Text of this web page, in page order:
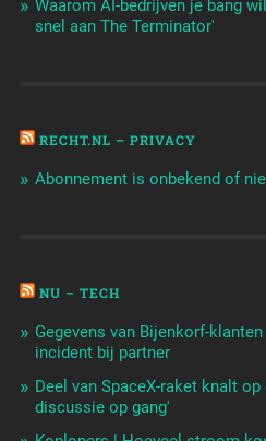
Waarom AI-bedrijven je bang
snel aan The Terminator'
RECHT.NL – PRIVACY
Abonnement is onbekend of
NU – TECH
Gegevens van Bijenkorf-
incident bij partner
Deel van SpaceX-raket knalt
discussie op gang'